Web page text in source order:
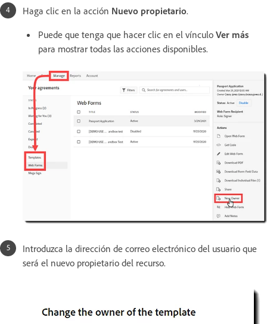
Haga clic en la acción Nuevo propietario.
Puede que tenga que hacer clic en el vínculo Ver más
para mostrar todas las acciones disponibles.
Introduzca la dirección de correo electrónico del usuario que
será el nuevo propietario del recurso.